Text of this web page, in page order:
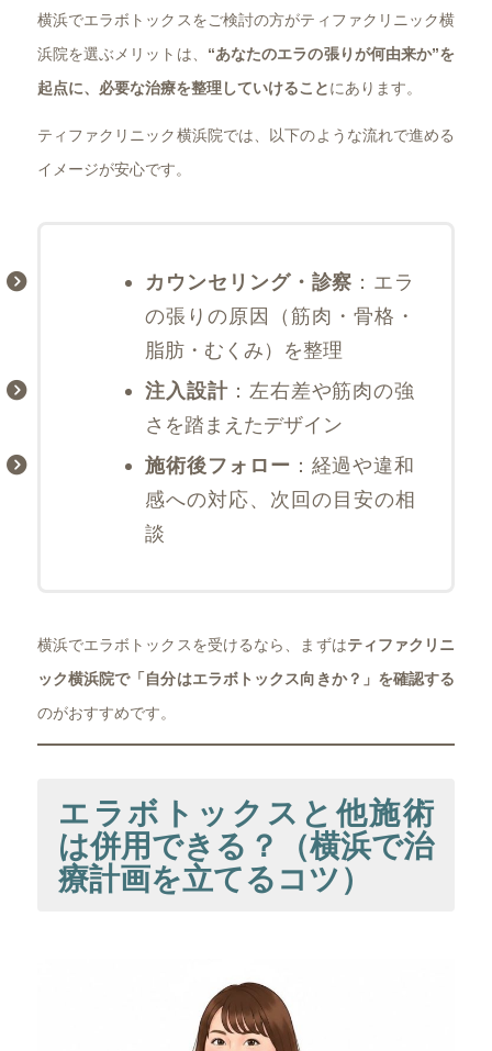
横浜でエラボトックスをご検討の方がティファクリニック横
浜院を選ぶメリットは、 “あなたのエラの張りが何由来か”を
起点に、必要な治療を整理していけることにあります。
ティファクリニック横浜院では、以下のような流れで進める
イメージが安心です。
カウンセリング・診察 ：エラ
の張りの原因（筋肉・骨格・
脂肪・むくみ）を整理
注入設計：左右差や筋肉の強
さを踏まえたデザイン
施術後フォロー ：経過や違和
感への対応、次回の目安の相
談
横浜でエラボトックスを受けるなら、まずはティファクリニ
ック横浜院で「自分はエラボトックス向きか？」を確認する
のがおすすめです。
エラボトックスと他施術
は併用できる？（横浜で治
療計画を立てるコツ）